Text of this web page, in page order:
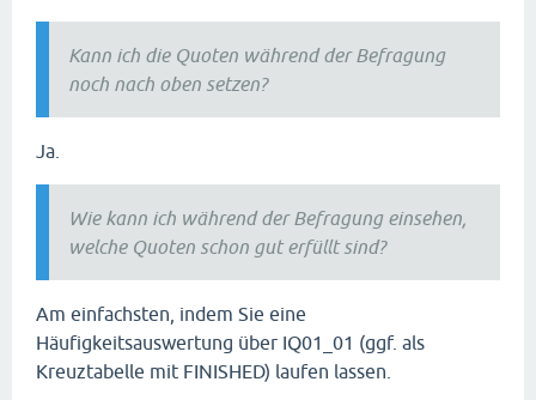
Kann ich die Quoten während der Befragung
noch nach oben setzen?
Ja.
Wie kann ich während der Befragung einsehen,
welche Quoten schon gut erfüllt sind?
Am einfachsten, indem Sie eine
Häufigkeitsauswertung über IQ01_01 (ggf. als
Kreuztabelle mit FINISHED) laufen lassen.